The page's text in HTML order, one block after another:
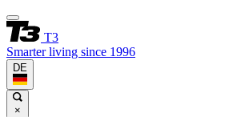
T3
Smarter living since 1996
DE
×